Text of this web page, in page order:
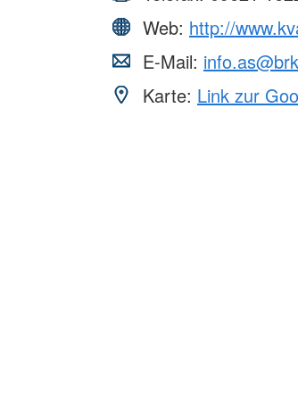
Web: http://
E-Mail:
Karte: Link zur